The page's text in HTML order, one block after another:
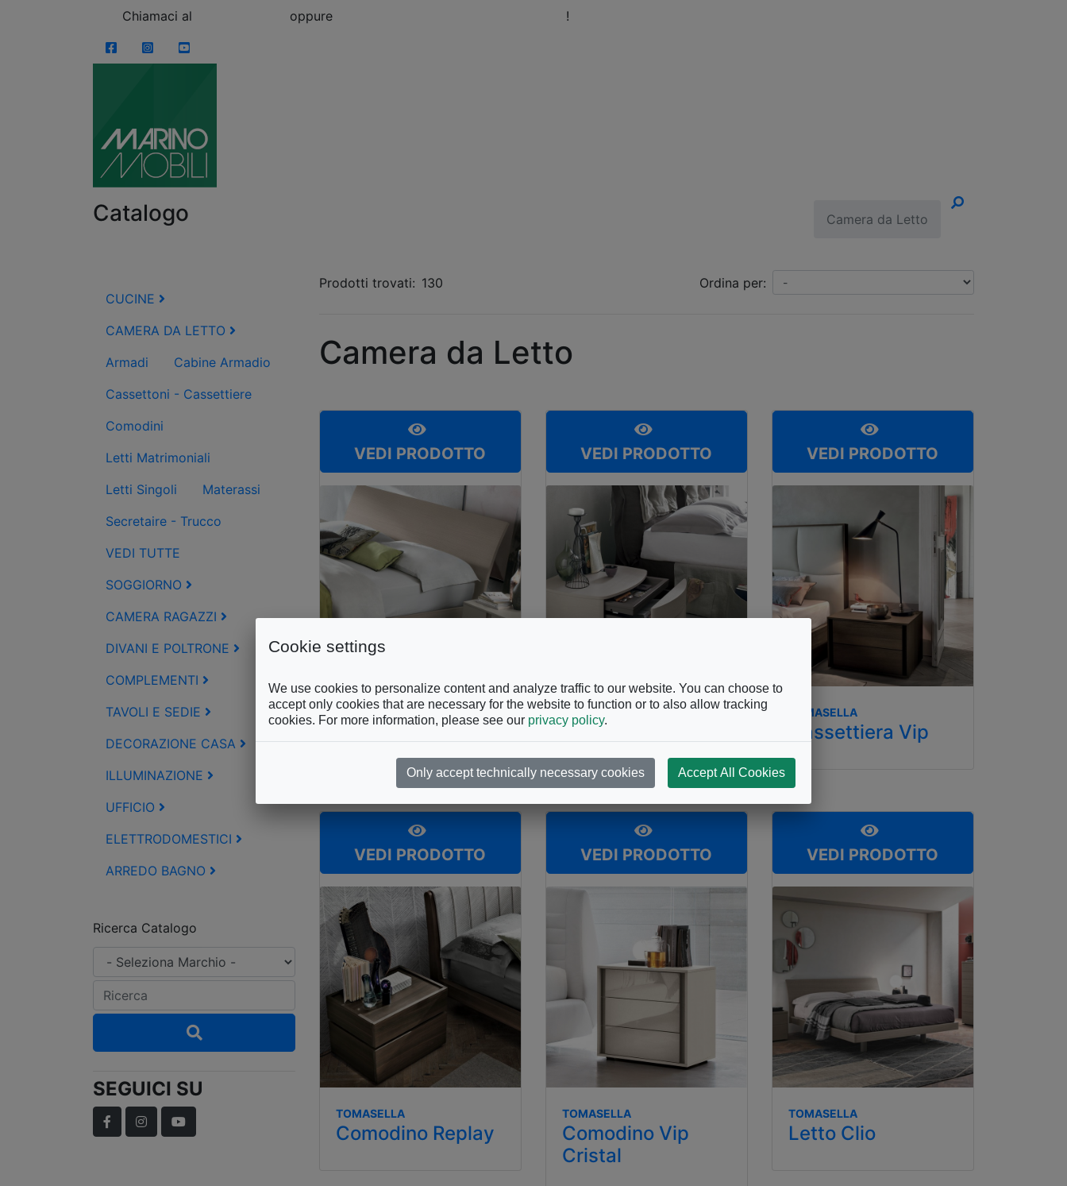
Chiamaci al oppure !
FacebookInstagramYouTube
Catalogo Camera da Letto
Prodotti trovati: 130 Ordina per:
Camera da Letto
VEDI PRODOTTO
TOMASELLA
Cassettiera
Athena
VEDI PRODOTTO
TOMASELLA
Cassettiera
Bogart
VEDI PRODOTTO
TOMASELLA
Cassettiera Vip
VEDI PRODOTTO
TOMASELLA
Comodino Replay
VEDI PRODOTTO
TOMASELLA
Comodino Vip
Cristal
VEDI PRODOTTO
TOMASELLA
Letto Clio
CUCINE
CAMERA DA LETTO
Armadi
Cabine Armadio
Cassettoni - Cassettiere
Comodini
Letti Matrimoniali
Letti Singoli
Materassi
Secretaire - Trucco
VEDI TUTTE
SOGGIORNO
CAMERA RAGAZZI
DIVANI E POLTRONE
COMPLEMENTI
TAVOLI E SEDIE
DECORAZIONE CASA
ILLUMINAZIONE
UFFICIO
ELETTRODOMESTICI
ARREDO BAGNO
Ricerca Catalogo
SEGUICI SU
FacebookInstagramYouTube
Cookie settings
We use cookies to personalize content and analyze traffic to our website. You can choose to
accept only cookies that are necessary for the website to function or to also allow tracking
cookies. For more information, please see our privacy policy.
Only accept technically necessary cookies Accept All Cookies